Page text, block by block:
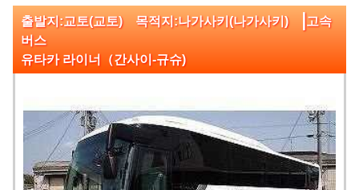
출발지:교토(교토) 목적지:나가사키(나가사키) |고속
버스
유타카 라이너（간사이-규슈)